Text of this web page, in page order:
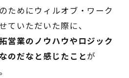
ためにウィルオブ・ワーク
ていただいた際に、
営業のノウハウやロジック
のだなと感じたことが